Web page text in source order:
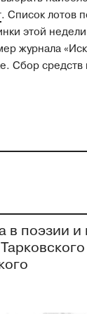
. Список лотов
этой
журнала
Сбор средств
в поэзии и